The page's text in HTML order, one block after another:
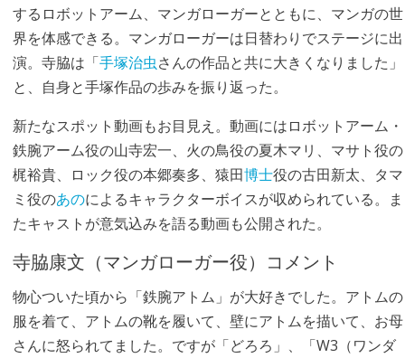
するロボットアーム、マンガローガーとともに、マンガの世
界を体感できる。マンガローガーは日替わりでステージに出
演。寺脇は「手塚治虫さんの作品と共に大きくなりました」
と、自身と手塚作品の歩みを振り返った。
新たなスポット動画もお目見え。動画にはロボットアーム・
鉄腕アーム役の山寺宏一、火の鳥役の夏木マリ、マサト役の
梶裕貴、ロック役の本郷奏多、猿田博士役の古田新太、タマ
ミ役のあのによるキャラクターボイスが収められている。ま
たキャストが意気込みを語る動画も公開された。
寺脇康文（マンガローガー役）コメント
物心ついた頃から「鉄腕アトム」が大好きでした。アトムの
服を着て、アトムの靴を履いて、壁にアトムを描いて、お母
さんに怒られてました。ですが「どろろ」、「W3（ワンダ